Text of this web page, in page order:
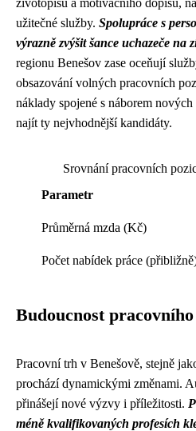
životopisu a motivačního dopisu,
užitečné služby. Spolupráce s
výrazně zvýšit šance uchazeče na
regionu Benešov zase oceňují
obsazování volných pracovních
náklady spojené s náborem
najít ty nejvhodnější kandidáty.
Srovnání pracovních
Parametr
Průměrná mzda (Kč)
Počet nabídek práce
Budoucnost
Pracovní trh v Benešově, stejně
prochází dynamickými změnami.
přinášejí nové výzvy i příležitosti.
méně kvalifikovaných profesích